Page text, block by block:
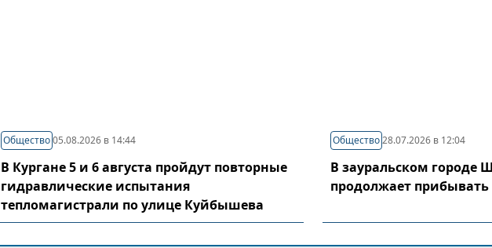
Общество05.08.2026 в 14:44
В Кургане 5 и 6 августа пройдут повторные
гидравлические испытания
тепломагистрали по улице Куйбышева
Общество 28.07.2026 в 12:04
В зауральском городе
продолжает прибывать